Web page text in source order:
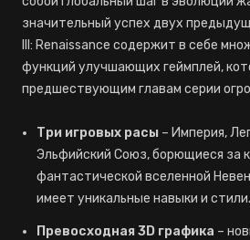
значительный успех двух
III: Renaissance содержит в себе
функций улучшающих геймплей,
предшествующим главам серии
Три игровых расы – Империя,
Эльфийский Союз, борющиеся за
фантастической вселенной
имеет уникальные навыки и стили.
Превосходная 3D графика –